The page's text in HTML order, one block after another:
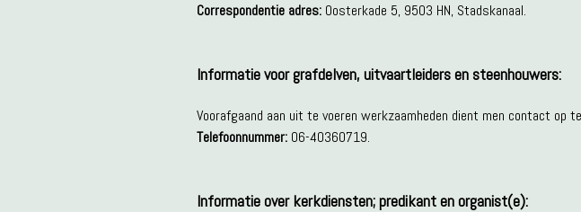
Correspondentie adres:Oosterkade 5, 9503 HN, Stadskanaal.
Informatie voor grafdelven, uitvaartleiders en steenhouwers:
Voorafgaand aan uit te voeren werkzaamheden dient men contact op
Telefoonnummer:06-40360719.
Informatie over kerkdiensten; predikant en organist(e):